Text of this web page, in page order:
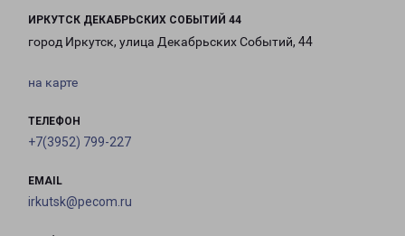
ИРКУТСК ДЕКАБРЬСКИХ СОБЫТИЙ 44
город Иркутск, улица Декабрьских Событий, 44
на карте
ТЕЛЕФОН
+7(3952) 799-227
EMAIL
irkutsk@pecom.ru